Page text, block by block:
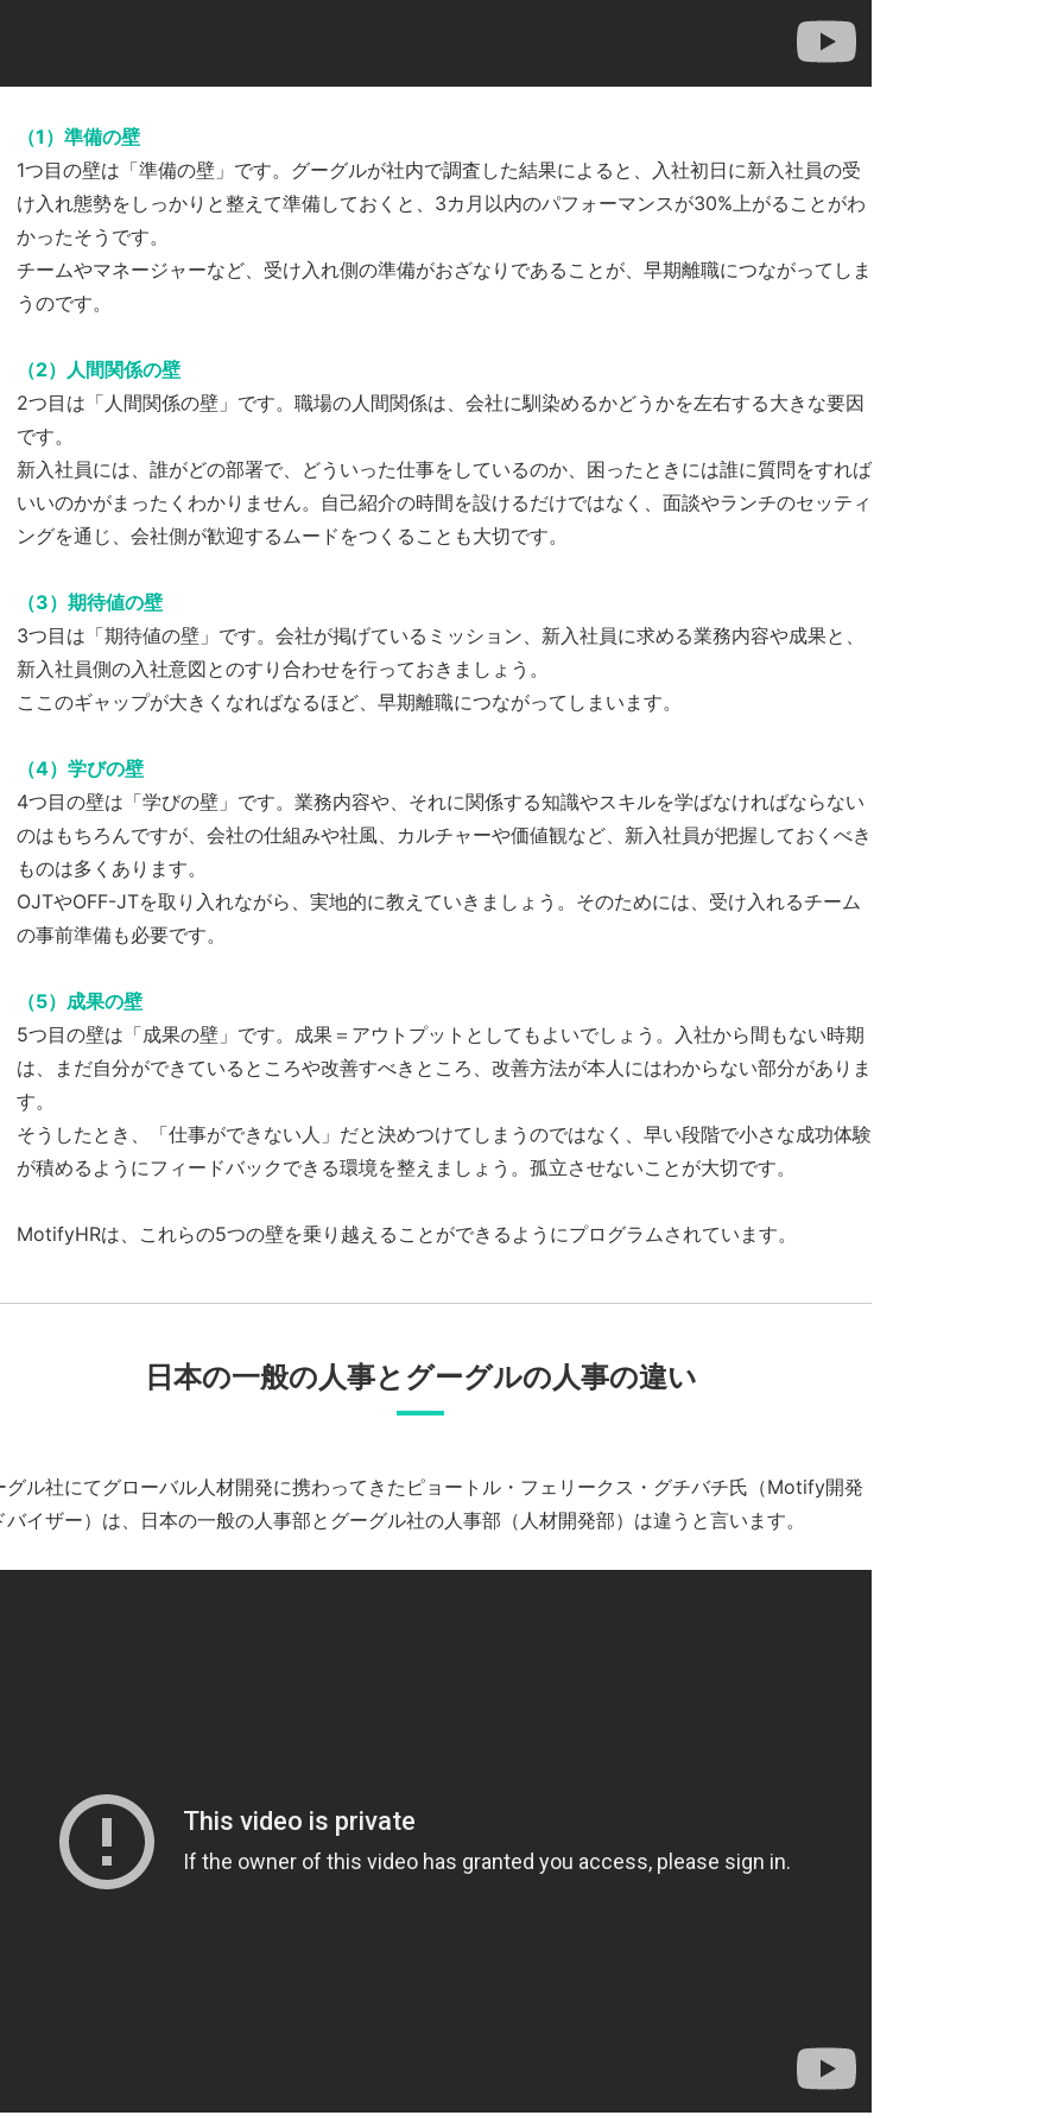
（1）準備の壁
1つ目の壁は「準備の壁」です。グーグルが社内で調査した結果によると、入社初日に新入社員の受
け入れ態勢をしっかりと整えて準備しておくと、3カ月以内のパフォーマンスが30%上がることがわ
かったそうです。
チームやマネージャーなど、受け入れ側の準備がおざなりであることが、早期離職につながってしま
うのです。
（2）人間関係の壁
2つ目は「人間関係の壁」です。職場の人間関係は、会社に馴染めるかどうかを左右する大きな要因
です。
新入社員には、誰がどの部署で、どういった仕事をしているのか、困ったときには誰に質問をすれば
いいのかがまったくわかりません。自己紹介の時間を設けるだけではなく、面談やランチのセッティ
ングを通じ、会社側が歓迎するムードをつくることも大切です。
（3）期待値の壁
3つ目は「期待値の壁」です。会社が掲げているミッション、新入社員に求める業務内容や成果と、
新入社員側の入社意図とのすり合わせを行っておきましょう。
ここのギャップが大きくなればなるほど、早期離職につながってしまいます。
（4）学びの壁
4つ目の壁は「学びの壁」です。業務内容や、それに関係する知識やスキルを学ばなければならない
のはもちろんですが、会社の仕組みや社風、カルチャーや価値観など、新入社員が把握しておくべき
ものは多くあります。
OJTやOFF-JTを取り入れながら、実地的に教えていきましょう。そのためには、受け入れるチーム
の事前準備も必要です。
（5）成果の壁
5つ目の壁は「成果の壁」です。成果＝アウトプットとしてもよいでしょう。入社から間もない時期
は、まだ自分ができているところや改善すべきところ、改善方法が本人にはわからない部分がありま
す。
そうしたとき、「仕事ができない人」だと決めつけてしまうのではなく、早い段階で小さな成功体験
が積めるようにフィードバックできる環境を整えましょう。孤立させないことが大切です。
MotifyHRは、これらの5つの壁を乗り越えることができるようにプログラムされています。
日本の一般の人事とグーグルの人事の違い
グル社にてグローバル人材開発に携わってきたピョートル・フェリークス・グチバチ氏（Motify開発
バイザー）は、日本の一般の人事部とグーグル社の人事部（人材開発部）は違うと言います。